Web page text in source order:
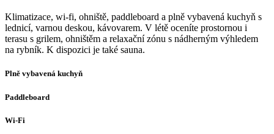
Klimatizace, wi-fi, ohniště, paddleboard a plně vybavená kuchyň s
lednicí, varnou deskou, kávovarem. V létě oceníte prostornou i
terasu s grilem, ohništěm a relaxační zónu s nádherným výhledem
na rybník. K dispozici je také sauna.
Plně vybavená kuchyň
Paddleboard
Wi-Fi